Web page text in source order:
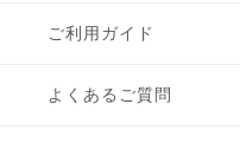
ご利用ガイド
よくあるご質問